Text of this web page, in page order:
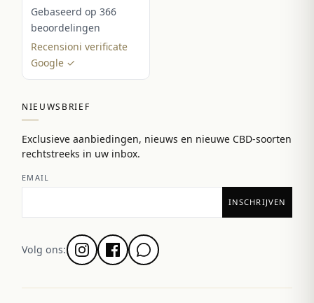
Gebaseerd op 366
beoordelingen
Recensioni verificate
Google ✓
NIEUWSBRIEF
Exclusieve aanbiedingen, nieuws en nieuwe CBD-soorten
rechtstreeks in uw inbox.
EMAIL
Volg ons: